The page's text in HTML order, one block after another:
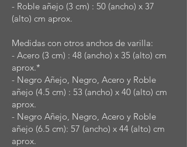
- Roble añejo (3 cm) : 50 (ancho) x 37
(alto) cm aprox.
Medidas con otros anchos de varilla:
- Acero (3 cm) : 48 (ancho) x 35 (alto) cm
aprox.*
- Negro Añejo, Negro, Acero y Roble
añejo (4.5 cm) : 53 (ancho) x 40 (alto) cm
aprox.
- Negro Añejo, Negro, Acero y Roble
añejo (6.5 cm): 57 (ancho) x 44 (alto) cm
aprox.